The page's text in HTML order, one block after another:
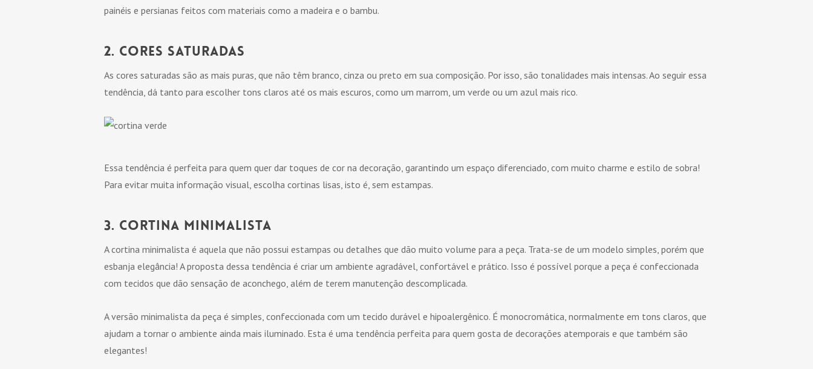
painéis e persianas feitos com materiais como a madeira e o bambu.
2. Cores saturadas
As cores saturadas são as mais puras, que não têm branco, cinza ou preto em sua composição. Por isso, são tonalidades mais intensas. Ao seguir essa
tendência, dá tanto para escolher tons claros até os mais escuros, como um marrom, um verde ou um azul mais rico.
Essa tendência é perfeita para quem quer dar toques de cor na decoração, garantindo um espaço diferenciado, com muito charme e estilo de sobra!
Para evitar muita informação visual, escolha cortinas lisas, isto é, sem estampas.
3. Cortina minimalista
A cortina minimalista é aquela que não possui estampas ou detalhes que dão muito volume para a peça. Trata-se de um modelo simples, porém que
esbanja elegância! A proposta dessa tendência é criar um ambiente agradável, confortável e prático. Isso é possível porque a peça é confeccionada
com tecidos que dão sensação de aconchego, além de terem manutenção descomplicada.
A versão minimalista da peça é simples, confeccionada com um tecido durável e hipoalergênico. É monocromática, normalmente em tons claros, que
ajudam a tornar o ambiente ainda mais iluminado. Esta é uma tendência perfeita para quem gosta de decorações atemporais e que também são
elegantes!